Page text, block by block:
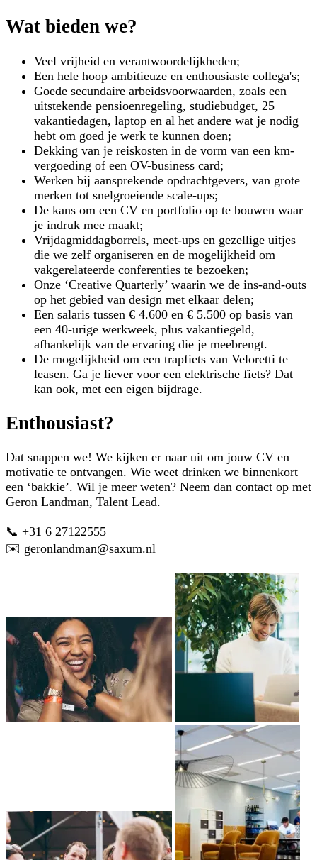
Wat bieden we?
Veel vrijheid en verantwoordelijkheden;
Een hele hoop ambitieuze en enthousiaste collega's;
Goede secundaire arbeidsvoorwaarden, zoals een
uitstekende pensioenregeling, studiebudget, 25
vakantiedagen, laptop en al het andere wat je nodig
hebt om goed je werk te kunnen doen;
Dekking van je reiskosten in de vorm van een km-
vergoeding of een OV-business card;
Werken bij aansprekende opdrachtgevers, van grote
merken tot snelgroeiende scale-ups;
De kans om een CV en portfolio op te bouwen waar
je indruk mee maakt;
Vrijdagmiddagborrels, meet-ups en gezellige uitjes
die we zelf organiseren en de mogelijkheid om
vakgerelateerde conferenties te bezoeken;
Onze ‘Creative Quarterly’ waarin we de ins-and-outs
op het gebied van design met elkaar delen;
Een salaris tussen € 4.600 en € 5.500 op basis van
een 40-urige werkweek, plus vakantiegeld,
afhankelijk van de ervaring die je meebrengt.
De mogelijkheid om een trapfiets van Veloretti te
leasen. Ga je liever voor een elektrische fiets? Dat
kan ook, met een eigen bijdrage.
Enthousiast?
Dat snappen we! We kijken er naar uit om jouw CV en
motivatie te ontvangen. Wie weet drinken we binnenkort
een ‘bakkie’. Wil je meer weten? Neem dan contact op met
Geron Landman, Talent Lead.
📞 +31 6 27122555
✉️ geronlandman@saxum.nl